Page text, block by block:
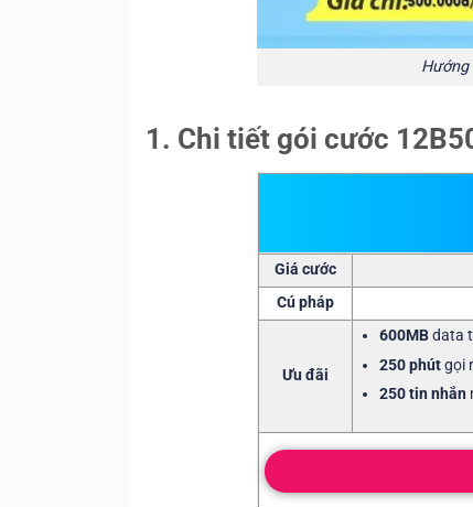
Hướng
1. Chi tiết gói cước
Giá cước
Cú pháp
Ưu đãi
600MBdata
250 phútgọi
250 tin nhắn